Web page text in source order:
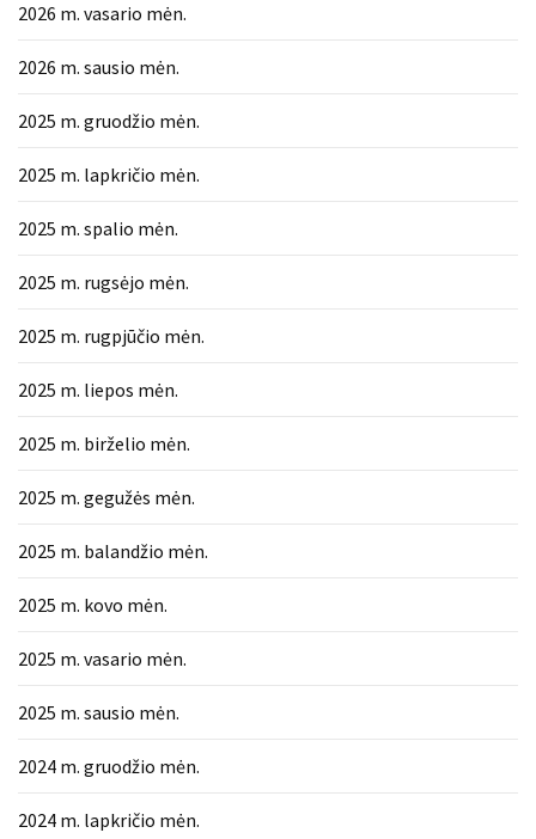
2026 m. vasario mėn.
2026 m. sausio mėn.
2025 m. gruodžio mėn.
2025 m. lapkričio mėn.
2025 m. spalio mėn.
2025 m. rugsėjo mėn.
2025 m. rugpjūčio mėn.
2025 m. liepos mėn.
2025 m. birželio mėn.
2025 m. gegužės mėn.
2025 m. balandžio mėn.
2025 m. kovo mėn.
2025 m. vasario mėn.
2025 m. sausio mėn.
2024 m. gruodžio mėn.
2024 m. lapkričio mėn.